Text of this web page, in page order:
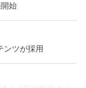
始
ンツが採用